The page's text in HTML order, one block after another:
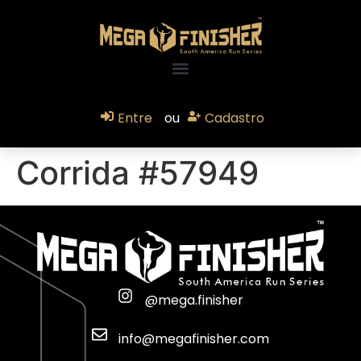
Entre ou Cadastro
Corrida #57949
@mega.finisher
info@megafinisher.com